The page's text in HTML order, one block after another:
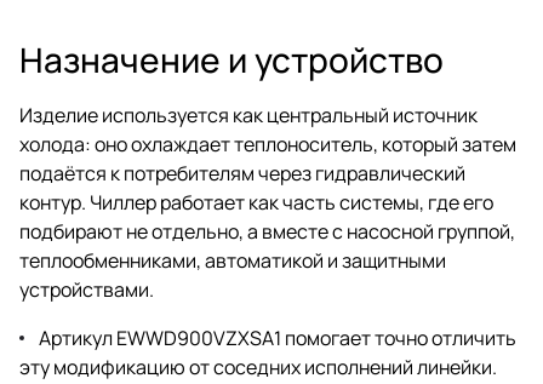
Назначение и устройство
Изделие используется как центральный источник
холода: оно охлаждает теплоноситель, который затем
подаётся к потребителям через гидравлический
контур. Чиллер работает как часть системы, где его
подбирают не отдельно, а вместе с насосной группой,
теплообменниками, автоматикой и защитными
устройствами.
Артикул EWWD900VZXSA1 помогает точно отличить
эту модификацию от соседних исполнений линейки.